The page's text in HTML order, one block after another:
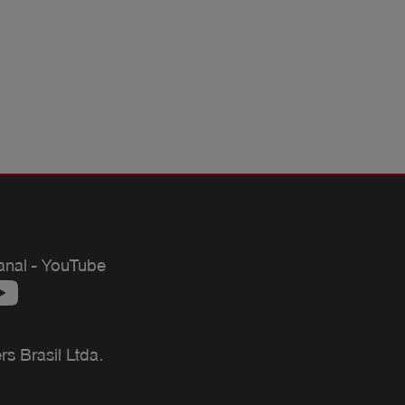
- YouTube
Brasil Ltda.